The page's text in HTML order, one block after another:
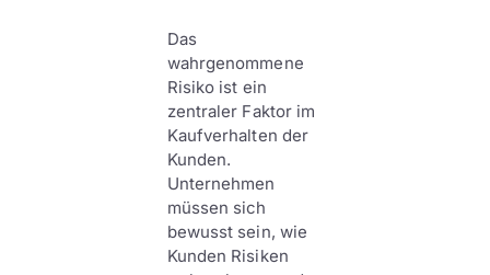
Das
wahrgenommene
Risiko ist ein
zentraler Faktor im
Kaufverhalten der
Kunden.
Unternehmen
müssen sich
bewusst sein, wie
Kunden Risiken